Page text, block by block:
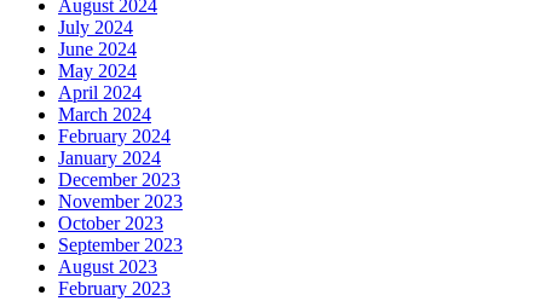
August 2024
July 2024
June 2024
May 2024
April 2024
March 2024
February 2024
January 2024
December 2023
November 2023
October 2023
September 2023
August 2023
February 2023